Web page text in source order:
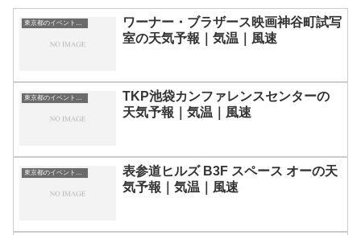
東京都のイベント会場一覧
ワーナー・ブラザース映画神谷町試写
室の天気予報｜気温｜風速
東京都のイベント会場一覧
TKP池袋カンファレンスセンターの
天気予報｜気温｜風速
東京都のイベント会場一覧
表参道ヒルズ B3F スペース オーの天
気予報｜気温｜風速